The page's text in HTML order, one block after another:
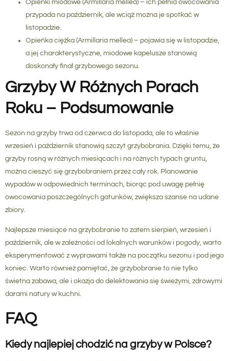
Opieńki miodowe (Armillaria mellea) – ich pełnia owocowania
przypada na październik, ale wciąż można je spotkać w
listopadzie.
Opieńka ciężka (Armillaria mellea) – pojawia się w listopadzie,
a jej charakterystyczne, miodowe kapelusze stanowią
doskonały finał grzybowego sezonu.
Grzyby W Różnych Porach
Roku – Podsumowanie
Sezon na grzyby trwa od czerwca do listopada, ale to właśnie
wrzesień i październik stanowią szczyt grzybobrania. Dzięki temu, że
grzyby rosną w różnych miesiącach i na różnych typach gruntu,
można cieszyć się grzybobraniem przez cały rok. Planowanie
wypadów w odpowiednich terminach, biorąc pod uwagę pełnię
owocowania poszczególnych gatunków, zwiększa szanse na udane
zbiory.
Najlepsze miesiące na grzybobranie to zatem sierpień, wrzesień i
październik, ale w zależności od lokalnych warunków i pogody, warto
eksperymentować z wyprawami także na początku sezonu i pod jego
koniec. Warto również pamiętać, że grzybobranie to nie tylko
świetna zabawa, ale i okazja do delektowania się świeżymi, zdrowymi
darami natury w kuchni.
FAQ
Kiedy najlepiej chodzić na grzyby w Polsce?